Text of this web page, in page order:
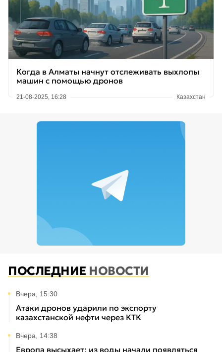
Когда в Алматы начнут отслеживать выхлопы
машин с помощью дронов
21-08-2025, 16:28 Казахстан
ПОСЛЕДНИЕ НОВОСТИ
Вчера, 15:30
Атаки дронов ударили по экспорту
казахстанской нефти через КТК
Вчера, 14:38
Европа высыхает: из воды начали появляться